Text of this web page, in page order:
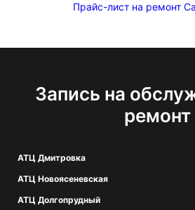
Прайс-лист на ремонт
Запись на
ремонт
АТЦ Дмитровка
АТЦ Новоясеневская
АТЦ Долгопрудный